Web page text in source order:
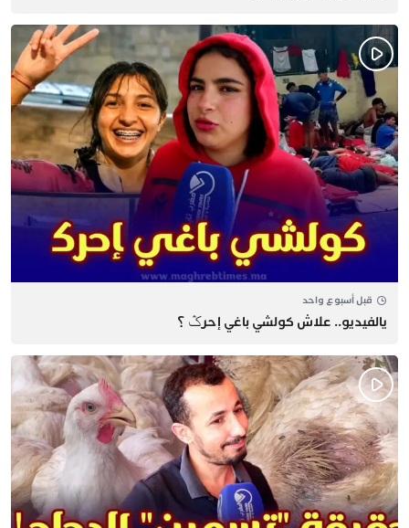
قبل أسبوع واحد
يالفيديو.. علاش كولشي باغي إحرݣ ؟